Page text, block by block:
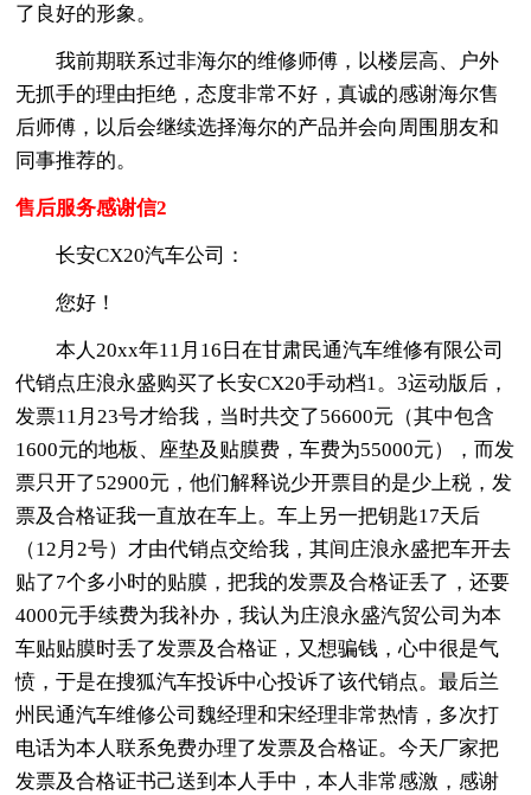
了良好的形象。
我前期联系过非海尔的维修师傅，以楼层高、户外
无抓手的理由拒绝，态度非常不好，真诚的感谢海尔售
后师傅，以后会继续选择海尔的产品并会向周围朋友和
同事推荐的。
售后服务感谢信2
长安CX20汽车公司：
您好！
本人20xx年11月16日在甘肃民通汽车维修有限公司
代销点庄浪永盛购买了长安CX20手动档1。3运动版后，
发票11月23号才给我，当时共交了56600元（其中包含
1600元的地板、座垫及贴膜费，车费为55000元），而发
票只开了52900元，他们解释说少开票目的是少上税，发
票及合格证我一直放在车上。车上另一把钥匙17天后
（12月2号）才由代销点交给我，其间庄浪永盛把车开去
贴了7个多小时的贴膜，把我的发票及合格证丢了，还要
4000元手续费为我补办，我认为庄浪永盛汽贸公司为本
车贴贴膜时丢了发票及合格证，又想骗钱，心中很是气
愤，于是在搜狐汽车投诉中心投诉了该代销点。最后兰
州民通汽车维修公司魏经理和宋经理非常热情，多次打
电话为本人联系免费办理了发票及合格证。今天厂家把
发票及合格证书己送到本人手中，本人非常感激，感谢